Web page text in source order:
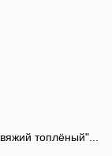
топлёный"...